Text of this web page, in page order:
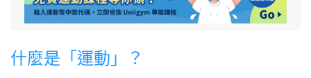
什麼是「運動」？